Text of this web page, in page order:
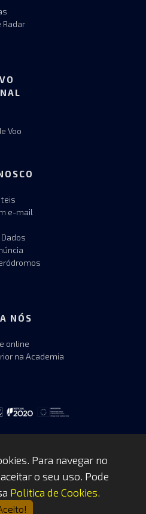
Radar
Voo
e-mail
NÓS
online
na Academia
by FAP - DCSI -
Para navegar no
o seu uso. Pode
Politica de Cookies.